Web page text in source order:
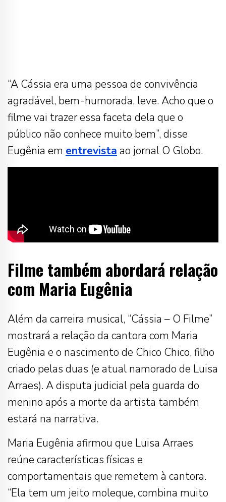
“A Cássia era uma pessoa de convivência
agradável, bem-humorada, leve. Acho que o
filme vai trazer essa faceta dela que o
público não conhece muito bem”, disse
Eugênia em entrevista ao jornal O Globo.
Filme também abordará relação
com Maria Eugênia
Além da carreira musical, “Cássia – O Filme”
mostrará a relação da cantora com Maria
Eugênia e o nascimento de Chico Chico, filho
criado pelas duas (e atual namorado de Luisa
Arraes). A disputa judicial pela guarda do
menino após a morte da artista também
estará na narrativa.
Maria Eugênia afirmou que Luisa Arraes
reúne características físicas e
comportamentais que remetem à cantora.
“Ela tem um jeito moleque, combina muito